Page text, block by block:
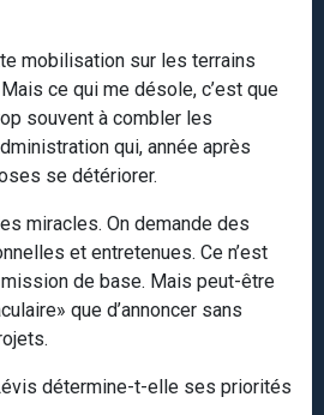
mobilisation sur les terrains
ce qui me désole, c’est que
souvent à combler les
qui, année après
se détériorer.
miracles. On demande des
et entretenues. Ce n’est
mission de base. Mais peut-être
que d’annoncer sans
détermine-t-elle ses priorités